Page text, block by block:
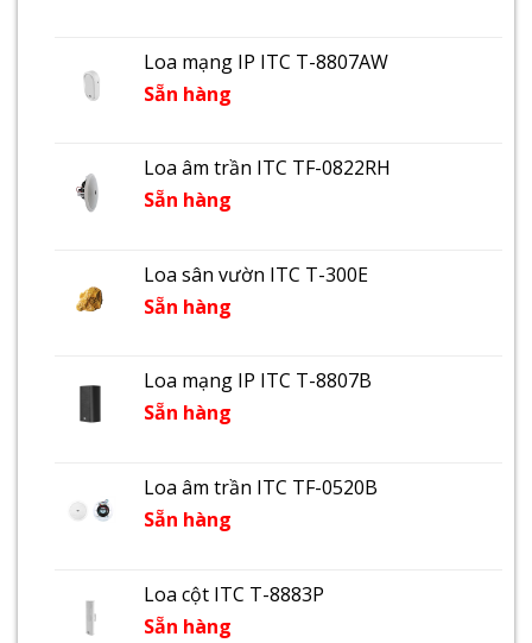
Loa mạng IP ITC T-8807AW
Sẵn hàng
Loa âm trần ITC TF-0822RH
Sẵn hàng
Loa sân vườn ITC T-300E
Sẵn hàng
Loa mạng IP ITC T-8807B
Sẵn hàng
Loa âm trần ITC TF-0520B
Sẵn hàng
Loa cột ITC T-8883P
Sẵn hàng